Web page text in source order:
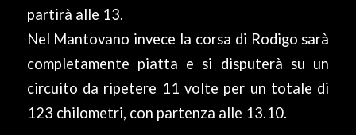
partirà alle 13.
Nel Mantovano invece la corsa di Rodigo sarà
completamente piatta e si disputerà su un
circuito da ripetere 11 volte per un totale di
123 chilometri, con partenza alle 13.10.